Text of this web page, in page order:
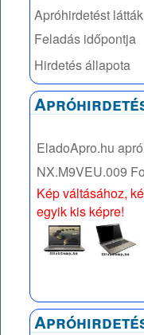
Apróhirdetést látták
Feladás időpontja
Hirdetés állapota
EladoApro.hu
NX.M9VEU.009
Kép váltásához,
egyik kis képre!